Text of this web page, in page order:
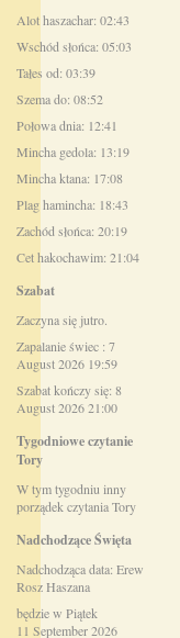
Alot haszachar: 02:43
Wschód słońca: 05:03
Tałes od: 03:39
Szema do: 08:52
Połowa dnia: 12:41
Mincha gedola: 13:19
Mincha ktana: 17:08
Plag hamincha: 18:43
Zachód słońca: 20:19
Cet hakochawim: 21:04
Szabat
Zaczyna się jutro.
Zapalanie świec : 7
August 2026 19:59
Szabat kończy się: 8
August 2026 21:00
Tygodniowe czytanie
Tory
W tym tygodniu inny
porządek czytania Tory
Nadchodzące Święta
Nadchodząca data: Erew
Rosz Haszana
będzie w Piątek
11 September 2026